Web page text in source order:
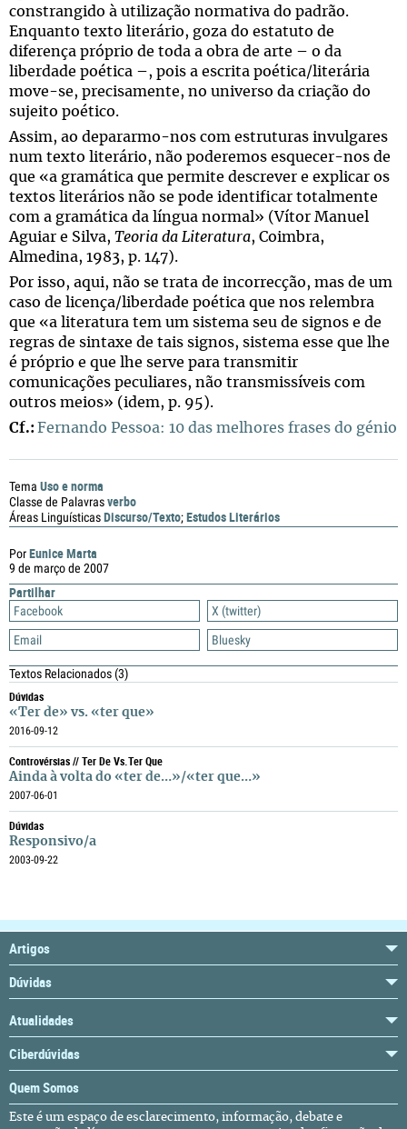
PorEunice Marta
9 de março de 2007
Partilhar
Facebook
X (twitter)
Email
Bluesky
Textos Relacionados(3)
Dúvidas
«Ter de» vs. «ter que»
2016-09-12
Controvérsias // Ter De Vs.ter Que
Ainda à volta do «ter de…»/«ter que…»
2007-06-01
Dúvidas
Responsivo/a
2003-09-22
constrangido à utilização normativa do padrão.
Enquanto texto literário, goza do estatuto de
diferença próprio de toda a obra de arte – o da
liberdade poética –, pois a escrita poética/literária
move-se, precisamente, no universo da criação do
sujeito poético.
Assim, ao depararmo-nos com estruturas invulgares
num texto literário, não poderemos esquecer-nos de
que «a gramática que permite descrever e explicar os
textos literários não se pode identificar totalmente
com a gramática da língua normal» (Vítor Manuel
Aguiar e Silva, Teoria da Literatura, Coimbra,
Almedina, 1983, p. 147).
Por isso, aqui, não se trata de incorrecção, mas de um
caso de licença/liberdade poética que nos relembra
que «a literatura tem um sistema seu de signos e de
regras de sintaxe de tais signos, sistema esse que lhe
é próprio e que lhe serve para transmitir
comunicações peculiares, não transmissíveis com
outros meios» (idem, p. 95).
Cf.: Fernando Pessoa: 10 das melhores frases do génio
Tema Uso e norma
Classe de Palavrasverbo
Áreas LinguísticasDiscurso/Texto;Estudos Literários
Artigos
Dúvidas
Atualidades
Ciberdúvidas
Quem Somos
Este é um espaço de esclarecimento, informação, debate e